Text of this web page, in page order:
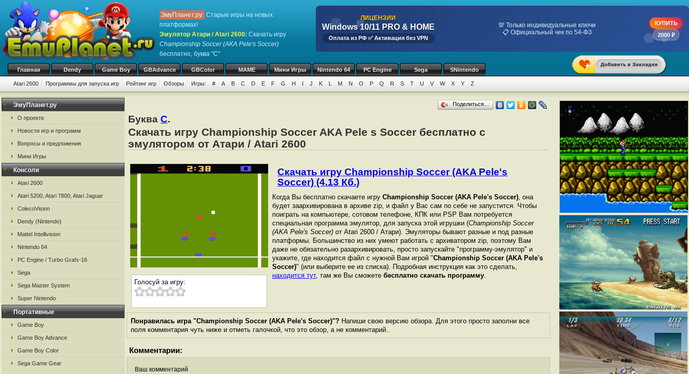
ЭмуПланет.ру: Старые игры на новых
платформах!
Эмулятор Атари / Atari 2600: Скачать игру
Championship Soccer (AKA Pele's Soccer)
бесплатно, буква "C"
ЛИЦЕНЗИИ
Windows 10/11 PRO & HOME
Оплата из РФ ✅ Активация без VPN
💯 Только индивидуальные ключи
📋 Официальный чек по 54-ФЗ
КУПИТЬ
2000 ₽
Главная Dendy Game Boy GBAdvance GBColor MAME Мини Игры Nintendo 64 PC Engine Sega SNintendo
Atari 2600 Программы для запуска игр Рейтинг игр Обзоры Игры: # A B C D E F G H I J K L M N O P Q R S T U V W X Y Z
ЭмуПланет.ру
О проекте
Новости игр и программ
Вопросы и предложения
Мини Игры
Консоли
Atari 2600
Atari 5200, Atari 7800, Atari Jaguar
ColecoVision
Dendy (Nintendo)
Mattel Intellivision
Nintendo 64
PC Engine / Turbo Grafx-16
Sega
Sega Master System
Super Nintendo
Портативные
Game Boy
Game Boy Advance
Game Boy Color
Sega Game Gear
Поделиться…
Буква C.
Скачать игру Championship Soccer AKA Pele s Soccer бесплатно с
эмулятором от Атари / Atari 2600
Голосуй за игру:
Скачать игру Championship Soccer (AKA Pele's
Soccer) (4.13 Кб.)
Когда Вы бесплатно скачаете игру Championship Soccer (AKA Pele's Soccer), она
будет заархивирована в архиве zip, и файл у Вас сам по себе не запустится. Чтобы
поиграть на компьютере, сотовом телефоне, КПК или PSP Вам потребуется
специальная программа эмулятор, для запуска этой игрушки (Championship Soccer
(AKA Pele's Soccer) от Atari 2600 / Атари). Эмуляторы бывают разные и под разные
платформы. Большинство из них умеют работать с архиватором zip, поэтому Вам
даже не обязательно разархивировать, просто запускайте "программу-эмулятор" и
укажите, где находится файл с нужной Вам игрой "Championship Soccer (AKA Pele's
Soccer)" (или выберите ее из списка). Подробная инструкция как это сделать,
находится тут, там же Вы сможете бесплатно скачать программу.
Понравилась игра "Championship Soccer (AKA Pele's Soccer)"? Напиши свою версию обзора. Для этого просто заполни все
поля комментария чуть ниже и отметь галочкой, что это обзор, а не комментарий..
Комментарии:
Ваш комментарий